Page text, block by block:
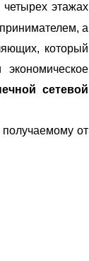
этажах
а
который
сетевой
от